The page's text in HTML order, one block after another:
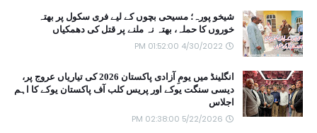
شیخو پورہ؛ مسیحی بچوں کے لیے فری سکول پر بھتہ
خوروں کا حملہ، بھتہ نہ ملنے پر قتل کی دھمکیاں
4/30/2022 01:52:00 PM
انگلینڈ میں یومِ آزادی پاکستان 2026 کی تیاریاں عروج پر،
دیسی سنگت یوکے اور پریس کلب آف پاکستان یوکے کا اہم
اجلاس
5/22/2026 02:38:00 PM